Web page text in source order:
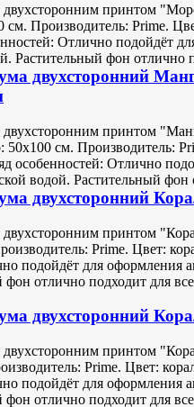
двухсторонним принтом
см. Производитель: Prime.
Отлично подойдёт
Растительный фон отлично
двухсторонний
принтом
см. Производитель:
особенностей: Отлично
водой. Растительный фон
двухсторонний
принтом
Prime. Цвет:
подойдёт для оформления
фон отлично подходит для
двухсторонний
принтом
Prime. Цвет:
подойдёт для оформления
фон отлично подходит для